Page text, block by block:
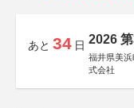
あと 34 日 2026
福井県美
式会社